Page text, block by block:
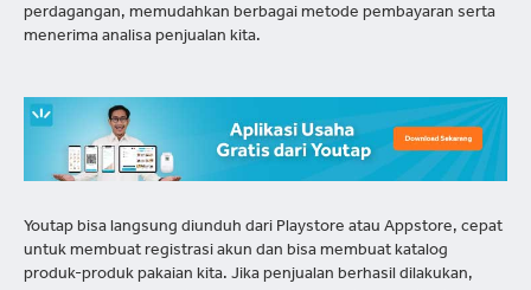
perdagangan, memudahkan berbagai metode pembayaran serta
menerima analisa penjualan kita.
Youtap bisa langsung diunduh dari Playstore atau Appstore, cepat
untuk membuat registrasi akun dan bisa membuat katalog
produk-produk pakaian kita. Jika penjualan berhasil dilakukan,